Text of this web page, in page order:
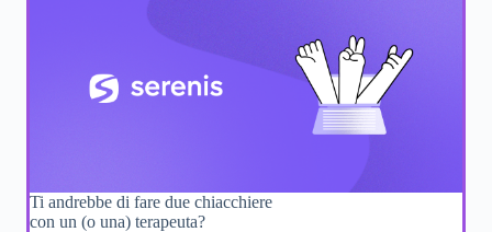
Ti andrebbe di fare due chiacchiere
con un (o una) terapeuta?